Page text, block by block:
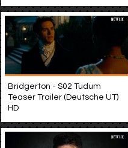
Bridgerton - S02 Tudum
Teaser Trailer (Deutsche UT)
HD